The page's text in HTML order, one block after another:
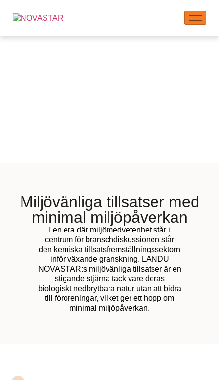
Miljövänliga tillsatser med
minimal miljöpåverkan
I en era där miljömedvetenhet står i
centrum för branschdiskussionen står
den kemiska tillsatsfremställningssektorn
inför växande granskning. LANDU
NOVASTAR:s miljövänliga tillsatser är en
stigande stjärna tack vare deras
biologiskt nedbrytbara natur utan att bidra
till föroreningar, vilket ger ett hopp om
minimal miljöpåverkan.